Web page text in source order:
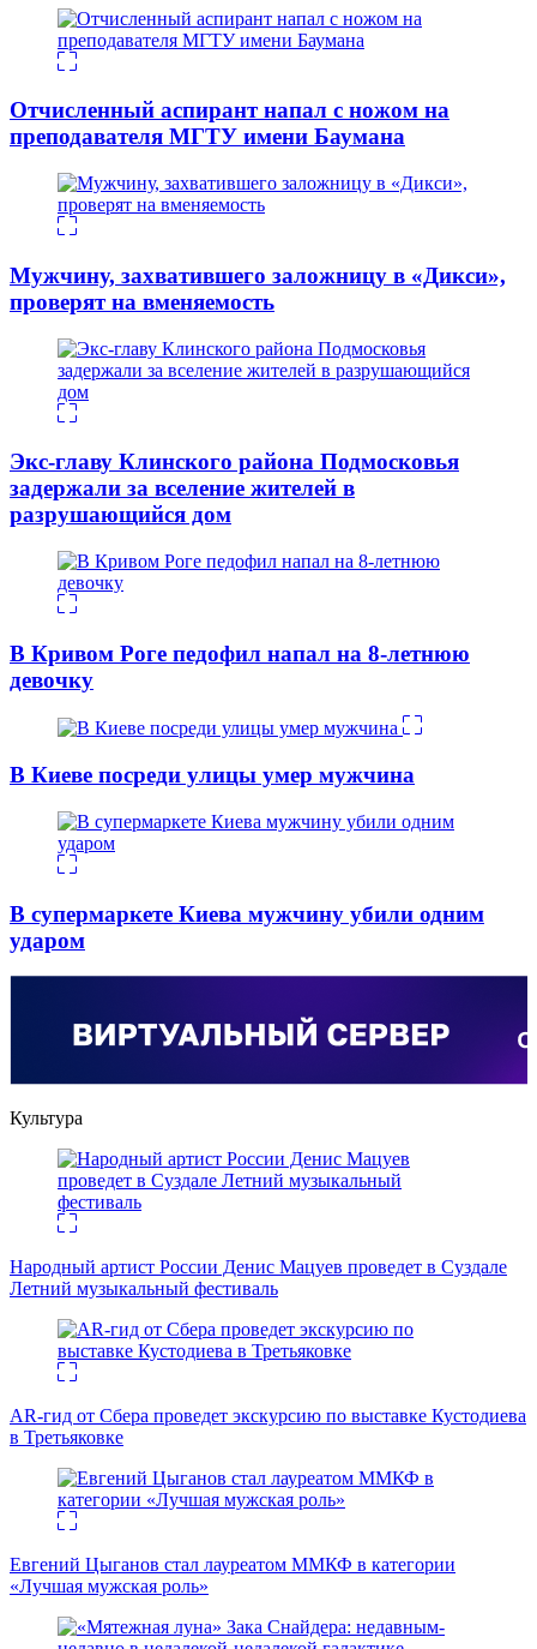
Отчисленный аспирант напал с ножом на
преподавателя МГТУ имени Баумана
Мужчину, захватившего заложницу в «Дикси»,
проверят на вменяемость
Экс-главу Клинского района Подмосковья
задержали за вселение жителей в
разрушающийся дом
В Кривом Роге педофил напал на 8-летнюю
девочку
В Киеве посреди улицы умер мужчина
В супермаркете Киева мужчину убили одним
ударом
Культура
Народный артист России Денис Мацуев проведет в Суздале
Летний музыкальный фестиваль
AR-гид от Сбера проведет экскурсию по выставке Кустодиева
в Третьяковке
Евгений Цыганов стал лауреатом ММКФ в категории
«Лучшая мужская роль»